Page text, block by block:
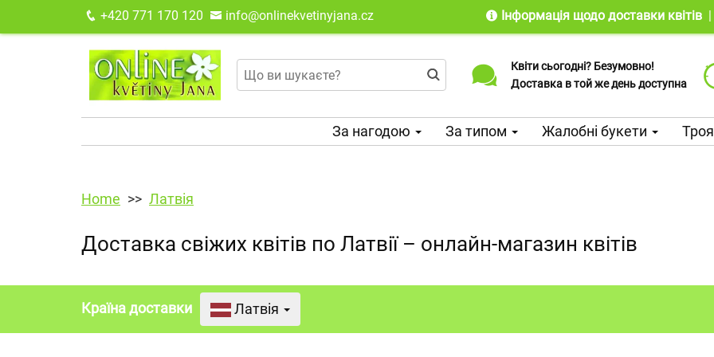
+420 771 170 120 info@onlinekvetinyjana.cz Інформація щодо доставки квітів |
Квіти сьогодні? Безумовно!
Доставка в той же день доступна
Доставляємо до понад 100 країн
світу з 2010 року
За нагодою За типом Жалобні букети
Home Латвія
Доставка свіжих квітів по Латвії – онлайн-магазин квітів
Країна доставки Латвія